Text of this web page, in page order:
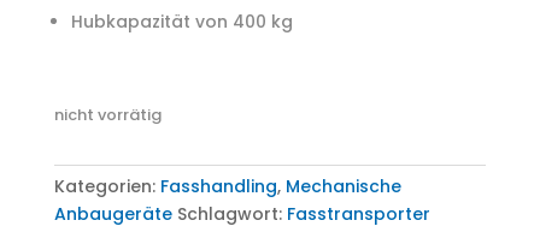
Hubkapazität von 400 kg
nicht vorrätig
Kategorien: Fasshandling, Mechanische
Anbaugeräte Schlagwort: Fasstransporter